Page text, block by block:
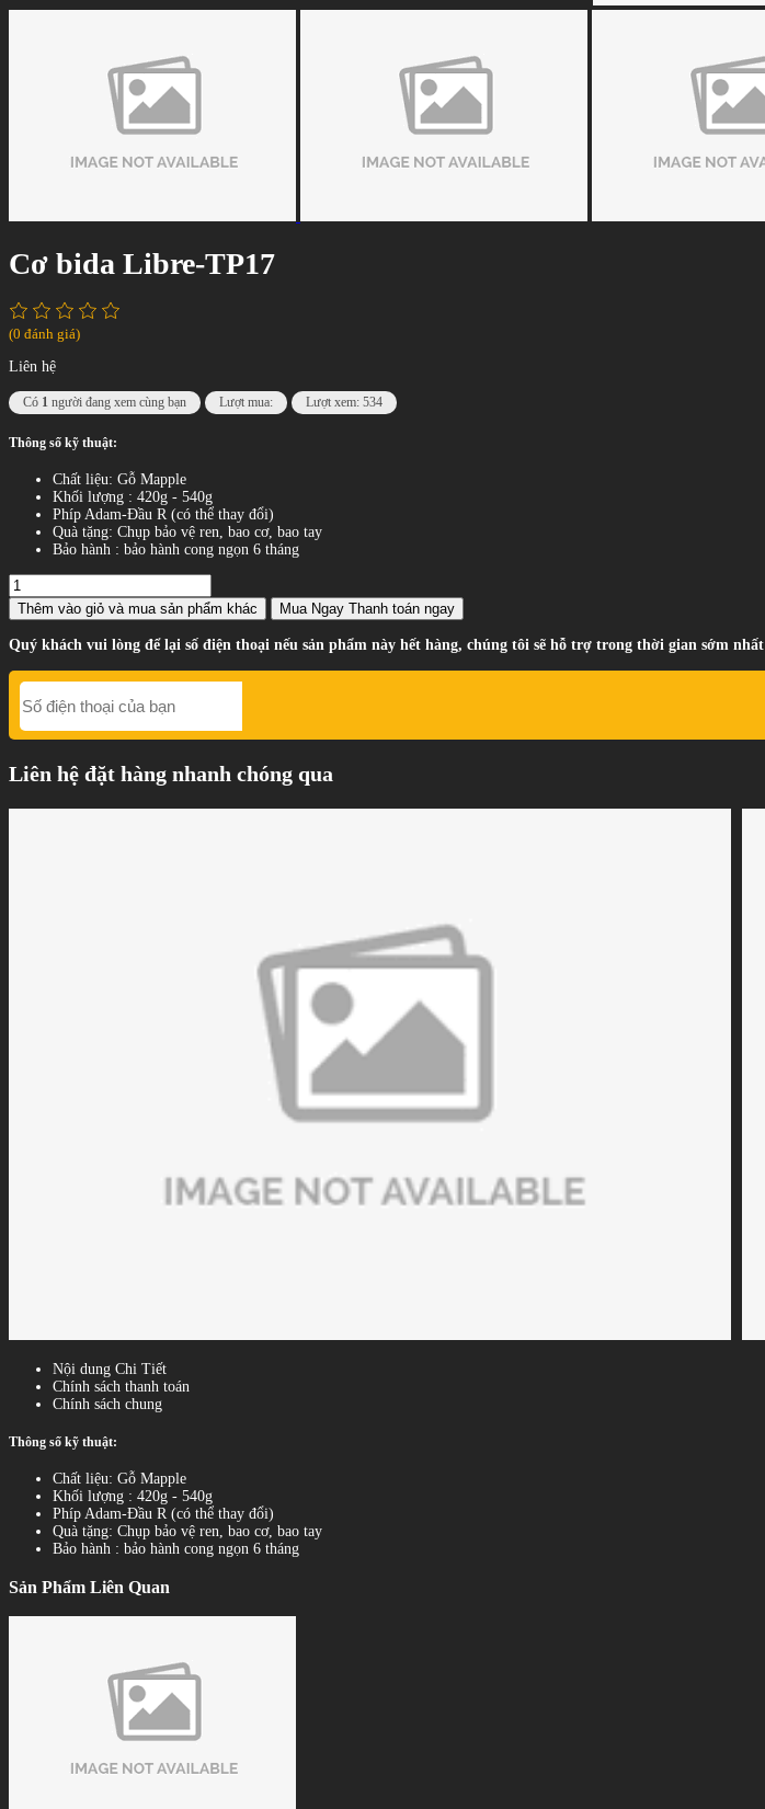
Cơ bida Libre-TP17
(0 đánh giá)
Liên hệ
Có 1 người đang xem cùng bạn Lượt mua: Lượt xem: 534
Thông số kỹ thuật:
Chất liệu: Gỗ Mapple
Khối lượng : 420g - 540g
Phíp Adam-Đầu R (có thể thay đổi)
Quà tặng: Chụp bảo vệ ren, bao cơ, bao tay
Bảo hành : bảo hành cong ngọn 6 tháng
Thêm vào giỏ và mua sản phẩm khác Mua Ngay Thanh toán ngay
Quý khách vui lòng để lại số điện thoại nếu sản phẩm này hết hàng, chúng tôi sẽ hỗ trợ trong thời gian sớm nhất
Liên hệ đặt hàng nhanh chóng qua
Nội dung Chi Tiết
Chính sách thanh toán
Chính sách chung
Thông số kỹ thuật:
Chất liệu: Gỗ Mapple
Khối lượng : 420g - 540g
Phíp Adam-Đầu R (có thể thay đổi)
Quà tặng: Chụp bảo vệ ren, bao cơ, bao tay
Bảo hành : bảo hành cong ngọn 6 tháng
Sản Phẩm Liên Quan